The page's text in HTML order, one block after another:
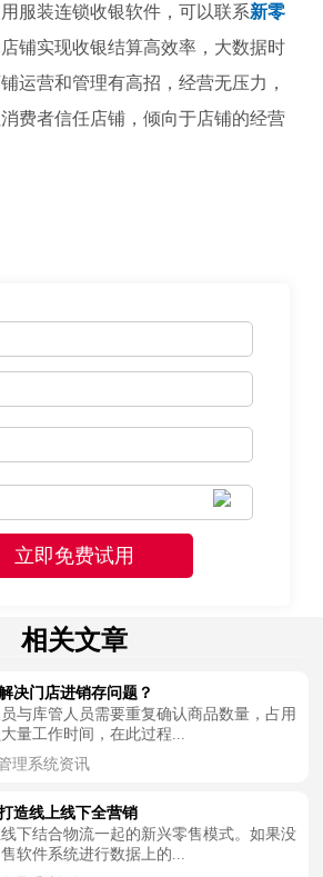
装连锁收银软件，可以联系新零
铺实现收银结算高效率，大数据时
运营和管理有高招，经营无压力，
费者信任店铺，倾向于店铺的经营
相关文章
决门店进销存问题？
与库管人员需要重复确认商品数量，占用
量工作时间，在此过程...
理系统资讯
造线上线下全营销
下结合物流一起的新兴零售模式。如果没
软件系统进行数据上的...